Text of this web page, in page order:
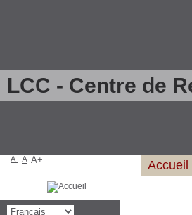
LCC - Centre de
Accueil
A- A A+